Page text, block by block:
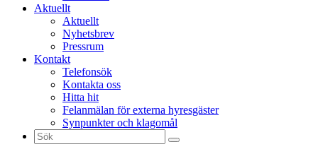
Aktuellt
Aktuellt
Nyhetsbrev
Pressrum
Kontakt
Telefonsök
Kontakta oss
Hitta hit
Felanmälan för externa hyresgäster
Synpunkter och klagomål
Sök
efter: